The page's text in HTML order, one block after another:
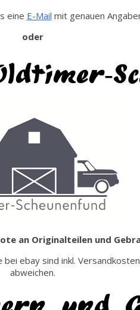
eine E-Mail mit genauen
oder
an Originalteilen und
ebay sind inkl.
abweichen.